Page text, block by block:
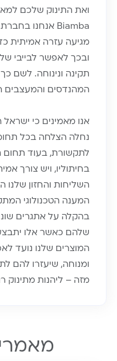
ואת התינוק שלכם
מגיעה עזרה אמיתית
ובכך לאפשר לבייבי
תקינה ונינוחה. לשם כך
המהנדסים והמעצבים
אנו מאמינים כי
נחלה הצלחה בכל
לתקשורת, בעוד תחום
בחיתוליו, ויש צורך
השליחות והחזון
המענה הטכנולוגי
בהקלה על אתגרים
שלהם כאשר אלו
המוצרים שלנו נועד
ומנוחה, שיעזרו להם
מזה – ליהנות מתינוק